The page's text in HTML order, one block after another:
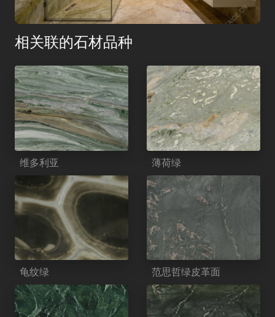
相关联的石材品种
维多利亚 薄荷绿
龟纹绿 范思哲绿皮革面